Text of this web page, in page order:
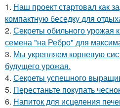
1. Наш проект стартовал как
компактную беседку для
2. Секреты обильного урожая
семена "на Ребро" для
3. Мы укрепляем корневую
будущего урожая.
4. Секреты успешного
5. Перестаньте покупать
6. Напиток для исцеления